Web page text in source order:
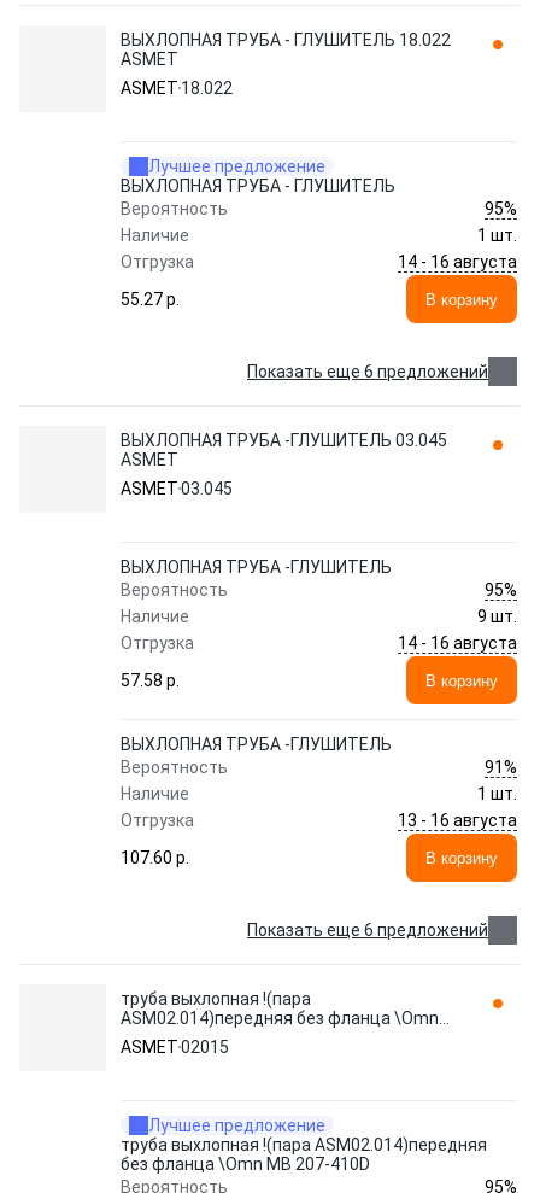
ВЫХЛОПНАЯ ТРУБА - ГЛУШИТЕЛЬ 18.022
ASMET
ASMET 18.022
Лучшее предложение
ВЫХЛОПНАЯ ТРУБА - ГЛУШИТЕЛЬ
Вероятность
95%
Наличие
1 шт.
Отгрузка
14 - 16 августа
55.27 p.
В корзину
Показать еще 6 предложений
ВЫХЛОПНАЯ ТРУБА -ГЛУШИТЕЛЬ 03.045
ASMET
ASMET03.045
ВЫХЛОПНАЯ ТРУБА -ГЛУШИТЕЛЬ
Вероятность
95%
Наличие
9 шт.
Отгрузка
14 - 16 августа
57.58 p.
В корзину
ВЫХЛОПНАЯ ТРУБА -ГЛУШИТЕЛЬ
Вероятность
91%
Наличие
1 шт.
Отгрузка
13 - 16 августа
107.60 p.
В корзину
Показать еще 6 предложений
труба выхлопная !(пара
ASM02.014)передняя без фланца \Omn
MB 207-410D 02015 ASMET
ASMET02015
Лучшее предложение
труба выхлопная !(пара ASM02.014)передняя
без фланца \Omn MB 207-410D
Вероятность
95%